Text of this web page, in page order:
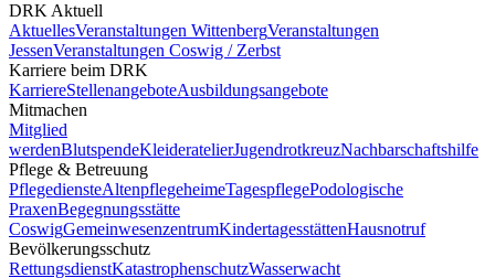
DRK Aktuell
AktuellesVeranstaltungen WittenbergVeranstaltungen
JessenVeranstaltungen Coswig / Zerbst
Karriere beim DRK
KarriereStellenangeboteAusbildungsangebote
Mitmachen
Mitglied
werdenBlutspendeKleideratelierJugendrotkreuzNachbarschaftshilfe
Pflege & Betreuung
PflegediensteAltenpflegeheimeTagespflegePodologische
PraxenBegegnungsstätte
CoswigGemeinwesenzentrumKindertagesstättenHausnotruf
Bevölkerungsschutz
RettungsdienstKatastrophenschutzWasserwacht